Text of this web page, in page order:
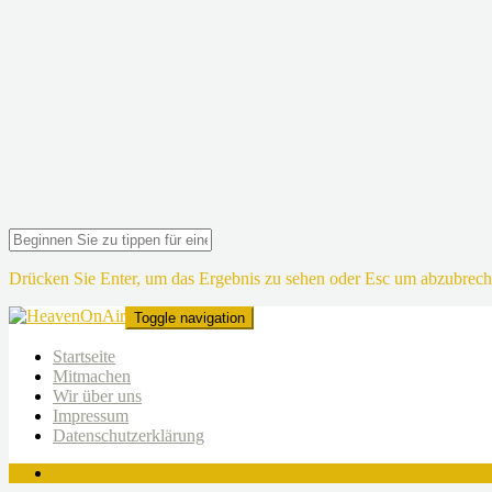
Drücken Sie Enter, um das Ergebnis zu sehen oder Esc um
Toggle navigation
Startseite
Mitmachen
Wir über uns
Impressum
Datenschutzerklärung